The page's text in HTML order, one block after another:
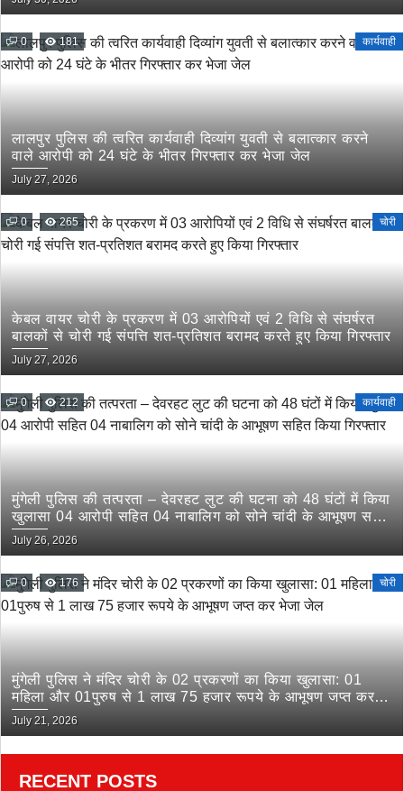
के दिये गये निर्देश
0 181 कार्यवाही
लालपुर पुलिस की त्वरित कार्यवाही दिव्यांग युवती से बलात्कार करने
वाले आरोपी को 24 घंटे के भीतर गिरफ्तार कर भेजा जेल
July 27, 2026
0 265 चोरी
केबल वायर चोरी के प्रकरण में 03 आरोपियों एवं 2 विधि से संघर्षरत
बालकों से चोरी गई संपत्ति शत-प्रतिशत बरामद करते हुए किया गिरफ्तार
July 27, 2026
0 212 कार्यवाही
मुंगेली पुलिस की तत्परता – देवरहट लुट की घटना को 48 घंटों में किया
खुलासा 04 आरोपी सहित 04 नाबालिग को सोने चांदी के आभूषण सहित
किया गिरफ्तार
July 26, 2026
0 176 चोरी
मुंगेली पुलिस ने मंदिर चोरी के 02 प्रकरणों का किया खुलासा: 01
महिला और 01पुरुष से 1 लाख 75 हजार रूपये के आभूषण जप्त कर
भेजा जेल
July 21, 2026
RECENT POSTS